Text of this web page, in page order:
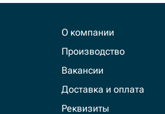
О компании
Производство
Вакансии
Доставка и оплата
Реквизиты